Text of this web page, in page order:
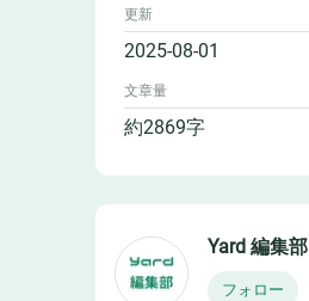
更新
2025-08-01
文章量
約2869字
Yard 編集部
フォロー